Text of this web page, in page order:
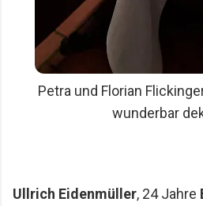
Petra und Florian
wunderbar
Ullrich Eidenmüller, 24 Jahre